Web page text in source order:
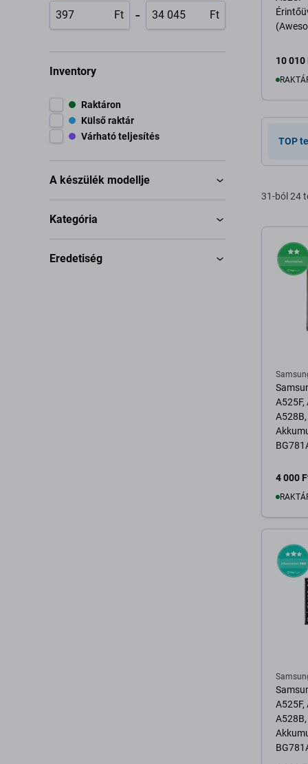
Ft - Ft
Inventory
Raktáron
Külső raktár
Várható teljesítés
A készülék modellje
Kategória
Eredetiség
10 010
TOP
31-ból 24
A525F,
A528B,
4 000
A525F,
A528B,